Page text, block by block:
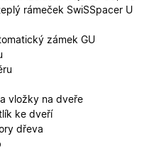
rámeček SwiSSpacer U
zámek GU
vložky na dveře
ke dveří
dřeva